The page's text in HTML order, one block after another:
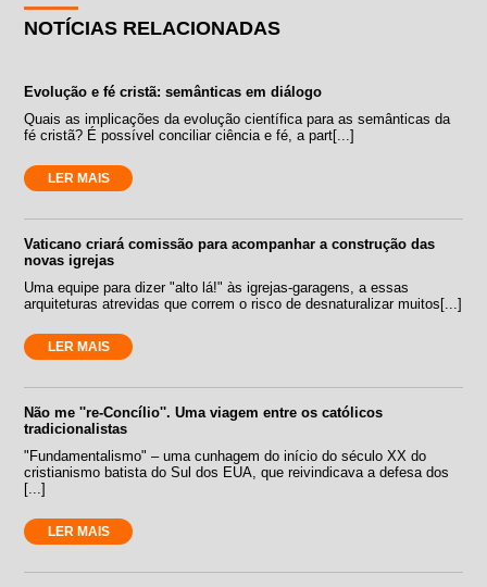
NOTÍCIAS RELACIONADAS
Evolução e fé cristã: semânticas em diálogo
Quais as implicações da evolução científica para as semânticas da
fé cristã? É possível conciliar ciência e fé, a part[...]
LER MAIS
Vaticano criará comissão para acompanhar a construção das
novas igrejas
Uma equipe para dizer "alto lá!" às igrejas-garagens, a essas
arquiteturas atrevidas que correm o risco de desnaturalizar muitos[...]
LER MAIS
Não me ''re-Concílio''. Uma viagem entre os católicos
tradicionalistas
"Fundamentalismo" – uma cunhagem do início do século XX do
cristianismo batista do Sul dos EUA, que reivindicava a defesa dos
[...]
LER MAIS